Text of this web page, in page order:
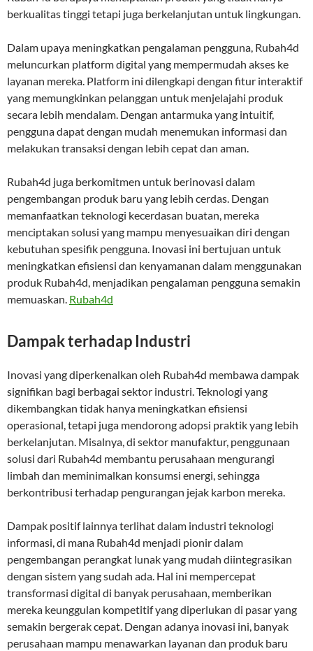
berkualitas tinggi tetapi juga berkelanjutan untuk lingkungan.
Dalam upaya meningkatkan pengalaman pengguna, Rubah4d
meluncurkan platform digital yang mempermudah akses ke
layanan mereka. Platform ini dilengkapi dengan fitur interaktif
yang memungkinkan pelanggan untuk menjelajahi produk
secara lebih mendalam. Dengan antarmuka yang intuitif,
pengguna dapat dengan mudah menemukan informasi dan
melakukan transaksi dengan lebih cepat dan aman.
Rubah4d juga berkomitmen untuk berinovasi dalam
pengembangan produk baru yang lebih cerdas. Dengan
memanfaatkan teknologi kecerdasan buatan, mereka
menciptakan solusi yang mampu menyesuaikan diri dengan
kebutuhan spesifik pengguna. Inovasi ini bertujuan untuk
meningkatkan efisiensi dan kenyamanan dalam menggunakan
produk Rubah4d, menjadikan pengalaman pengguna semakin
memuaskan. Rubah4d
Dampak terhadap Industri
Inovasi yang diperkenalkan oleh Rubah4d membawa dampak
signifikan bagi berbagai sektor industri. Teknologi yang
dikembangkan tidak hanya meningkatkan efisiensi
operasional, tetapi juga mendorong adopsi praktik yang lebih
berkelanjutan. Misalnya, di sektor manufaktur, penggunaan
solusi dari Rubah4d membantu perusahaan mengurangi
limbah dan meminimalkan konsumsi energi, sehingga
berkontribusi terhadap pengurangan jejak karbon mereka.
Dampak positif lainnya terlihat dalam industri teknologi
informasi, di mana Rubah4d menjadi pionir dalam
pengembangan perangkat lunak yang mudah diintegrasikan
dengan sistem yang sudah ada. Hal ini mempercepat
transformasi digital di banyak perusahaan, memberikan
mereka keunggulan kompetitif yang diperlukan di pasar yang
semakin bergerak cepat. Dengan adanya inovasi ini, banyak
perusahaan mampu menawarkan layanan dan produk baru